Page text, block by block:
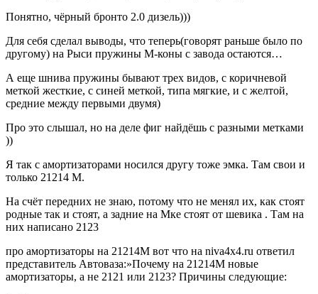
Понятно, чёрный бронто 2.0 дизель)))
Для себя сделал выводы, что теперь(говорят раньше было по
другому) на Рыси пружины М-коны с завода остаются…
А еще шнива пружины бывают трех видов, с коричневой
меткой жесткие, с синей меткой, типа мягкие, и с желтой,
средние между первыми двумя)
Про это слышал, но на деле фиг найдёшь с разными метками
))
Я так с амортизаторами носился другу тоже эмка. Там свои и
только 21214 М.
На счёт передних не знаю, потому что не менял их, как стоят
родные так и стоят, а задние на Мке стоят от шевика . Там на
них написано 2123
про амортизаторы на 21214М вот что на niva4x4.ru ответил
представитель Автоваза:»Почему на 21214М новые
амортизаторы, а не 2121 или 2123? Причины следующие: